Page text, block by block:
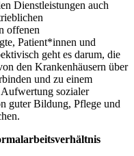
Dienstleistungen auch
offenen
Patient*innen und
geht es darum, die
den Krankenhäusern über
und zu einem
sozialer
guter Bildung, Pflege und